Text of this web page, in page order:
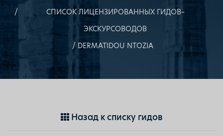
СПИСОК ЛИЦЕНЗИРОВАННЫХ ГИДОВ–
ЭКСКУРСОВОДОВ
DERMATIDOU NTOZIA
Назад к списку гидов